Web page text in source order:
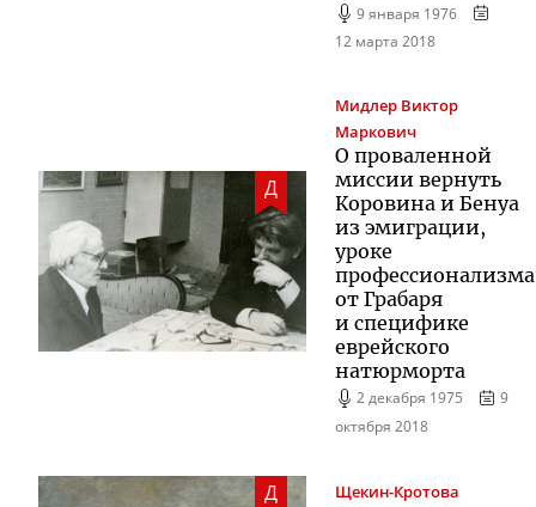
9 января 1976
12 марта 2018
Д
Мидлер Виктор
Маркович
О проваленной
миссии вернуть
Коровина и Бенуа
из эмиграции,
уроке
профессионализма
от Грабаря
и специфике
еврейского
натюрморта
2 декабря 1975
9
октября 2018
Д
Щекин-Кротова